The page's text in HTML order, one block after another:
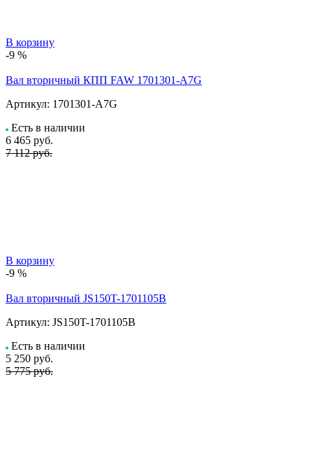
В корзину
-9 %
Вал вторичный КПП FAW 1701301-A7G
Артикул: 1701301-A7G
Есть в наличии
6 465 руб.
7 112 руб.
В корзину
-9 %
Вал вторичный JS150T-1701105B
Артикул: JS150T-1701105B
Есть в наличии
5 250 руб.
5 775 руб.